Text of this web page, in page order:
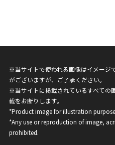
※当サイトで使われる画像はイメージ
がございますが、ご了承ください。
※当サイトに掲載されているすべての
載をお断りします。
*Product image for illustration
*Any use or reproduction of image,
prohibited.